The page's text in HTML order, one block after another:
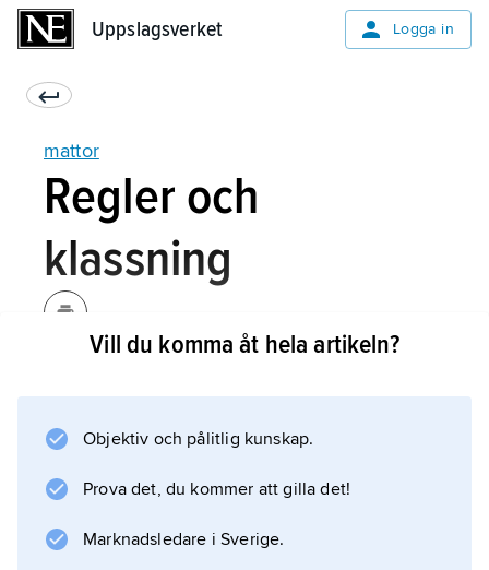
Uppslagsverket Logga in
mattor
Regler och
klassning
textila golvbeläggningar” (NCC).
Konsumentverkets riktlinjer för textila
golvbeläggningar följer denna klassning och
Klassningen avser enbart mattor för hemmiljö;
Vill du komma åt hela artikeln?
Objektiv och pålitlig kunskap.
Prova det, du kommer att gilla det!
Marknadsledare i Sverige.